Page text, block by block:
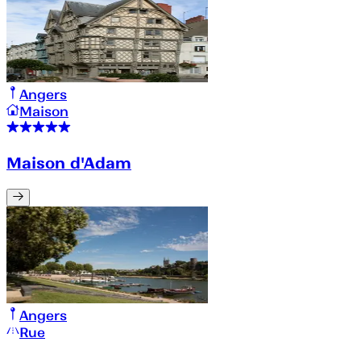
Angers
Maison
Maison d'Adam
Angers
Rue